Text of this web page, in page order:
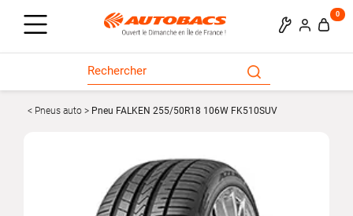
0
Pneus auto Pneu FALKEN 255/50R18 106W FK510SUV